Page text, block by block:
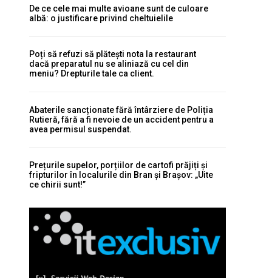
De ce cele mai multe avioane sunt de culoare
albă: o justificare privind cheltuielile
Poți să refuzi să plătești nota la restaurant
dacă preparatul nu se aliniază cu cel din
meniu? Drepturile tale ca client.
Abaterile sancționate fără întârziere de Poliția
Rutieră, fără a fi nevoie de un accident pentru a
avea permisul suspendat.
Prețurile supelor, porțiilor de cartofi prăjiți și
fripturilor în localurile din Bran și Brașov: „Uite
ce chirii sunt!”